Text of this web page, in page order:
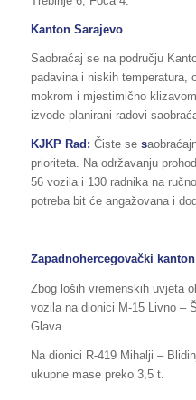
Kanton Sarajevo
Saobraćaj se na području
padavina i niskih temperatura,
mokrom i mjestimično
izvode planirani radovi
KJKP Rad: Čiste ses
prioriteta. Na održavanju
56 vozila i 130 radnika na
potreba bit će angažovana i
Zapadnohercegovački kanton
Zbog loših vremenskih uvjeta
vozila na dionici M-15 Livno –
Glava.
Na dionici R-419 Mihalji –
ukupne mase preko 3,5 t.